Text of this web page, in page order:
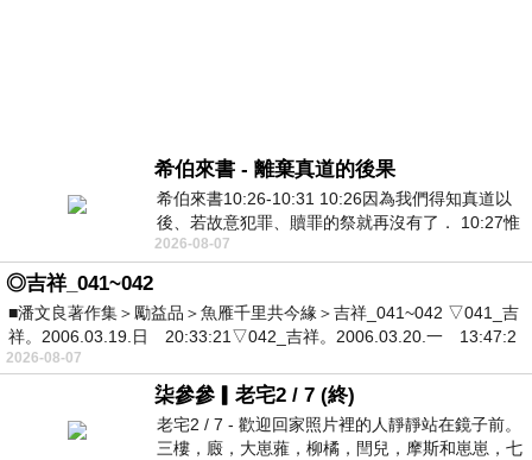
希伯來書 - 離棄真道的後果
希伯來書10:26-10:31 10:26因為我們得知真道以
後、若故意犯罪、贖罪的祭就再沒有了． 10:27惟
有戰懼等候審判和那燒滅眾敵人的烈火
2026-08-07
◎吉祥_041~042
■潘文良著作集＞勵益品＞魚雁千里共今緣＞吉祥_041~042 ▽041_吉
祥。2006.03.19.日 20:33:21▽042_吉祥。2006.03.20.一 13:47:2
2026-08-07
柒參參▎老宅2 / 7 (終)
老宅2 / 7 - 歡迎回家照片裡的人靜靜站在鏡子前。
三樓，廄，大崽蕥，柳橘，閆兒，摩斯和崽崽，七